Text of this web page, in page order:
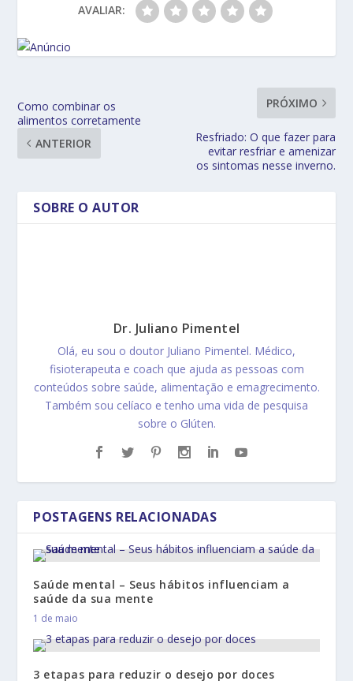
AVALIAR:
Como combinar os
alimentos corretamente
ANTERIOR
PRÓXIMO
Resfriado: O que fazer para
evitar resfriar e amenizar
os sintomas nesse inverno.
SOBRE O AUTOR
Dr. Juliano Pimentel
Olá, eu sou o doutor Juliano Pimentel. Médico,
fisioterapeuta e coach que ajuda as pessoas com
conteúdos sobre saúde, alimentação e emagrecimento.
Também sou celíaco e tenho uma vida de pesquisa
sobre o Glúten.
POSTAGENS RELACIONADAS
Saúde mental – Seus hábitos influenciam a
saúde da sua mente
1 de maio
3 etapas para reduzir o desejo por doces